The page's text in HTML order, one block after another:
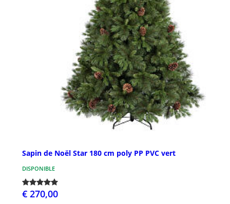
Sapin de Noël Star 180 cm poly PP PVC vert
DISPONIBLE
€ 270,00